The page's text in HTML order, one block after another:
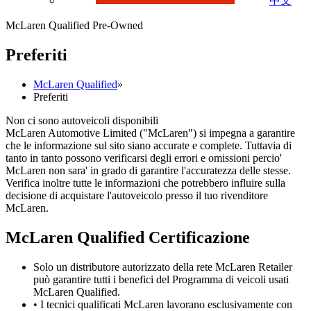
McLaren Qualified Pre-Owned
Preferiti
McLaren Qualified»
Preferiti
Non ci sono autoveicoli disponibili
McLaren Automotive Limited ("McLaren") si impegna a garantire
che le informazione sul sito siano accurate e complete. Tuttavia di
tanto in tanto possono verificarsi degli errori e omissioni percio'
McLaren non sara' in grado di garantire l'accuratezza delle stesse.
Verifica inoltre tutte le informazioni che potrebbero influire sulla
decisione di acquistare l'autoveicolo presso il tuo rivenditore
McLaren.
McLaren Qualified Certificazione
Solo un distributore autorizzato della rete McLaren Retailer
può garantire tutti i benefici del Programma di veicoli usati
McLaren Qualified.
• I tecnici qualificati McLaren lavorano esclusivamente con